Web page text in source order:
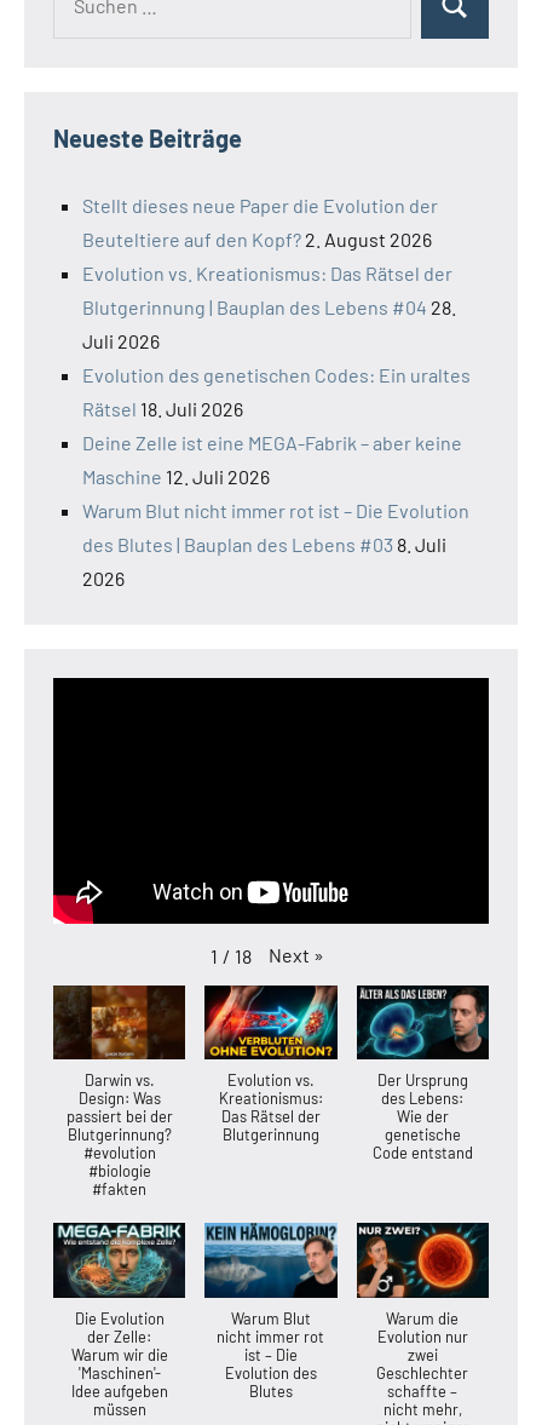
Suchen
Neueste Beiträge
Stellt dieses neue Paper die Evolution der
Beuteltiere auf den Kopf? 2. August 2026
Evolution vs. Kreationismus: Das Rätsel der
Blutgerinnung | Bauplan des Lebens #04 28.
Juli 2026
Evolution des genetischen Codes: Ein uraltes
Rätsel 18. Juli 2026
Deine Zelle ist eine MEGA-Fabrik – aber keine
Maschine 12. Juli 2026
Warum Blut nicht immer rot ist – Die Evolution
des Blutes | Bauplan des Lebens #03 8. Juli
2026
1 / 18 Next »
Darwin vs.
Design: Was
passiert bei der
Blutgerinnung?
#evolution
#biologie
#fakten
Evolution vs.
Kreationismus:
Das Rätsel der
Blutgerinnung
Der Ursprung
des Lebens:
Wie der
genetische
Code entstand
Die Evolution
der Zelle:
Warum wir die
'Maschinen'-
Idee aufgeben
müssen
Warum Blut
nicht immer rot
ist – Die
Evolution des
Blutes
Warum die
Evolution nur
zwei
Geschlechter
schaffte –
nicht mehr,